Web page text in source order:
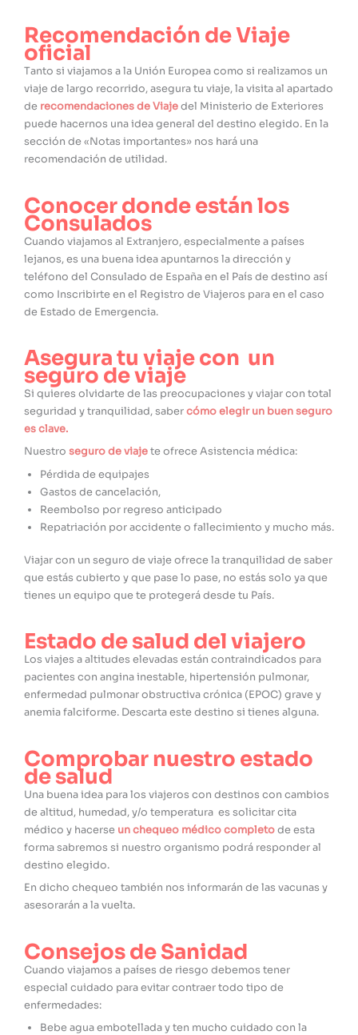
Recomendación de Viaje
oficial
Tanto si viajamos a la Unión Europea como si realizamos un
viaje de largo recorrido, asegura tu viaje, la visita al apartado
de recomendaciones de Viajedel Ministerio de Exteriores
puede hacernos una idea general del destino elegido. En la
sección de «Notas importantes» nos hará una
recomendación de utilidad.
Conocer donde están los
Consulados
Cuando viajamos al Extranjero, especialmente a países
lejanos, es una buena idea apuntarnos la dirección y
teléfono del Consulado de España en el País de destino así
como Inscribirte en el Registro de Viajeros para en el caso
de Estado de Emergencia.
Asegura tu viaje con un
seguro de viaje
Si quieres olvidarte de las preocupaciones y viajar con total
seguridad y tranquilidad, sabercómo elegir un buen seguro
es clave.
Nuestro seguro de viajete ofrece Asistencia médica:
Pérdida de equipajes
Gastos de cancelación,
Reembolso por regreso anticipado
Repatriación por accidente o fallecimiento y mucho más.
Viajar con un seguro de viaje ofrece la tranquilidad de saber
que estás cubierto y que pase lo pase, no estás solo ya que
tienes un equipo que te protegerá desde tu País.
Estado de salud del viajero
Los viajes a altitudes elevadas están contraindicados para
pacientes con angina inestable, hipertensión pulmonar,
enfermedad pulmonar obstructiva crónica (EPOC) grave y
anemia falciforme. Descarta este destino si tienes alguna.
Comprobar nuestro estado
de salud
Una buena idea para los viajeros con destinos con cambios
de altitud, humedad, y/o temperatura es solicitar cita
médico y hacerse un chequeo médico completode esta
forma sabremos si nuestro organismo podrá responder al
destino elegido.
En dicho chequeo también nos informarán de las vacunas y
asesorarán a la vuelta.
Consejos de Sanidad
Cuando viajamos a países de riesgo debemos tener
especial cuidado para evitar contraer todo tipo de
enfermedades:
Bebe agua embotellada y ten mucho cuidado con la